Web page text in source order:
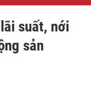
suất, nới
sản